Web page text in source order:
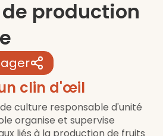
production
clin d'œil
culture responsable d'unité
organise et supervise